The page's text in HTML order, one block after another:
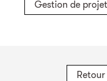
Gestion de